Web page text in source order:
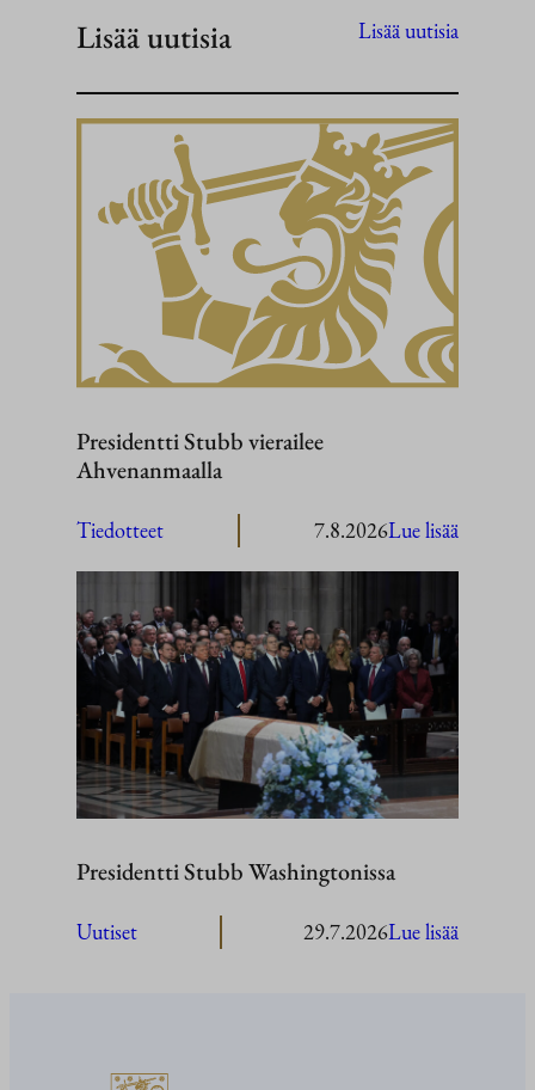
Lisää uutisia Lisää uutisia
Presidentti Stubb vierailee
Ahvenanmaalla
Tiedotteet 7.8.2026Lue lisää
vierailee
Presidentti Stubb Washingtonissa
Uutiset 29.7.2026Lue lisää